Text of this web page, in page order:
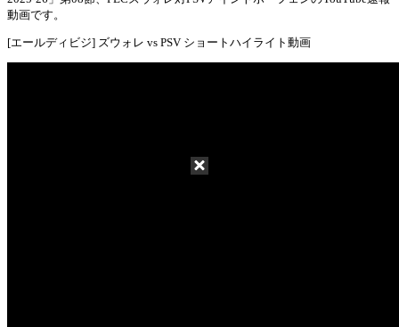
動画です。
[エールディビジ] ズウォレ vs PSV ショートハイライト動画